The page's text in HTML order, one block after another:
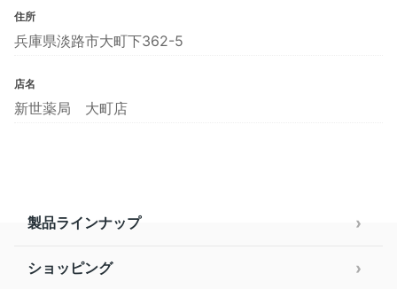
住所
兵庫県淡路市大町下362-5
店名
新世薬局 大町店
製品ラインナップ
ショッピング